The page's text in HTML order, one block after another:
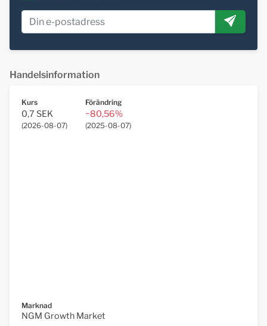
Handelsinformation
Kurs
0,7 SEK
(2026-08-07)
Förändring
−80,56%
(2025-08-07)
Marknad
NGM Growth Market